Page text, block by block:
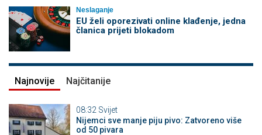
Neslaganje
EU želi oporezivati online klađenje, jedna
članica prijeti blokadom
Najnovije Najčitanije
08:32 Svijet
Nijemci sve manje piju pivo: Zatvoreno više
od 50 pivara